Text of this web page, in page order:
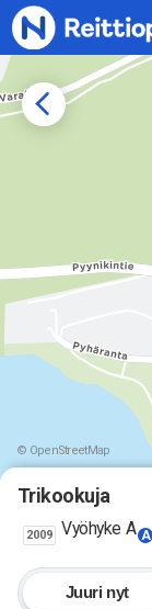
Siirry sisältöön
© OpenStreetMap
Trikookuja
2009 Vyöhyke A A
Juuri nyt